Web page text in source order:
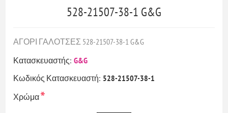
528-21507-38-1 G&G
ΑΓΟΡΙ ΓΑΛΟΤΣΕΣ 528-21507-38-1 G&G
Κατασκευαστής: G&G
Κωδικός Κατασκευαστή: 528-21507-38-1
Χρώμα*